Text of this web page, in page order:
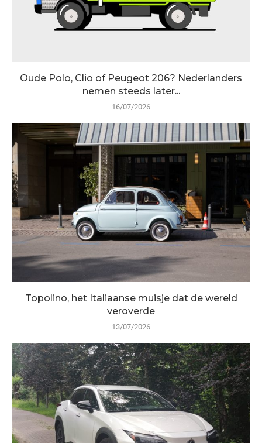
Oude Polo, Clio of Peugeot 206? Nederlanders
nemen steeds later...
16/07/2026
Topolino, het Italiaanse muisje dat de wereld
veroverde
13/07/2026